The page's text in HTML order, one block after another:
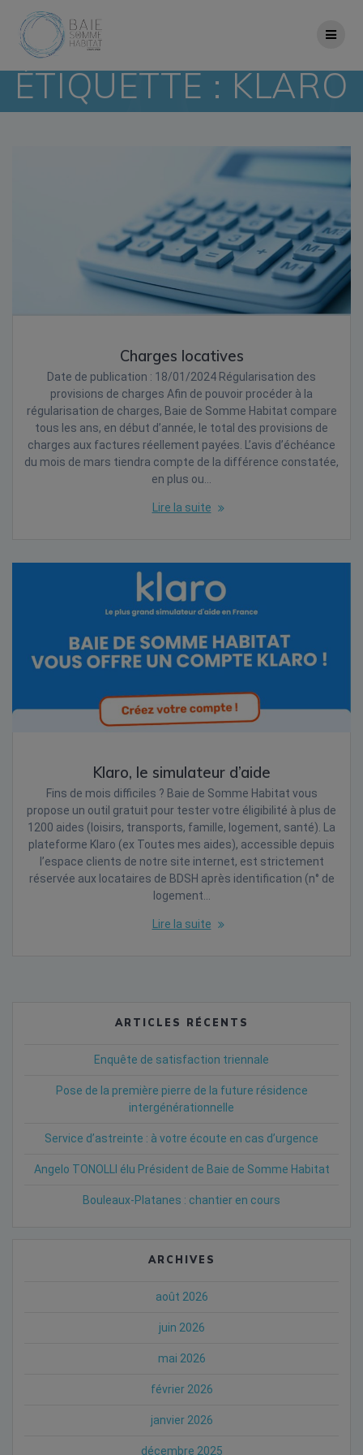
ÉTIQUETTE : KLARO
Charges locatives
Date de publication : 18/01/2024 Régularisation des
provisions de charges Afin de pouvoir procéder à la
régularisation de charges, Baie de Somme Habitat compare
tous les ans, en début d’année, le total des provisions de
charges aux factures réellement payées. L’avis d’échéance
du mois de mars tiendra compte de la différence constatée,
en plus ou…
Lire la suite
Klaro, le simulateur d’aide
Fins de mois difficiles ? Baie de Somme Habitat vous
propose un outil gratuit pour tester votre éligibilité à plus de
1200 aides (loisirs, transports, famille, logement, santé). La
plateforme Klaro (ex Toutes mes aides), accessible depuis
l’espace clients de notre site internet, est strictement
réservée aux locataires de BDSH après identification (n° de
logement…
Lire la suite
ARTICLES RÉCENTS
Enquête de satisfaction triennale
Pose de la première pierre de la future résidence
intergénérationnelle
Service d’astreinte : à votre écoute en cas d’urgence
Angelo TONOLLI élu Président de Baie de Somme Habitat
Bouleaux-Platanes : chantier en cours
ARCHIVES
août 2026
juin 2026
mai 2026
février 2026
janvier 2026
décembre 2025